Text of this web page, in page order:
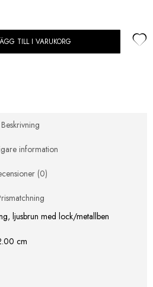
TILL I VARUKORG
Beskrivning
information
(0)
ljusbrun med lock/metallben
cm